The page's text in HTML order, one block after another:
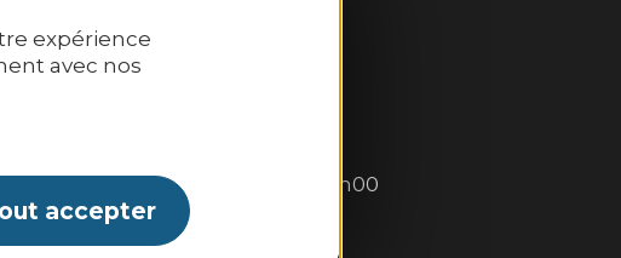
expérience
avec nos
accepter
:
: 10h00–13h00 et 14h00–18h00